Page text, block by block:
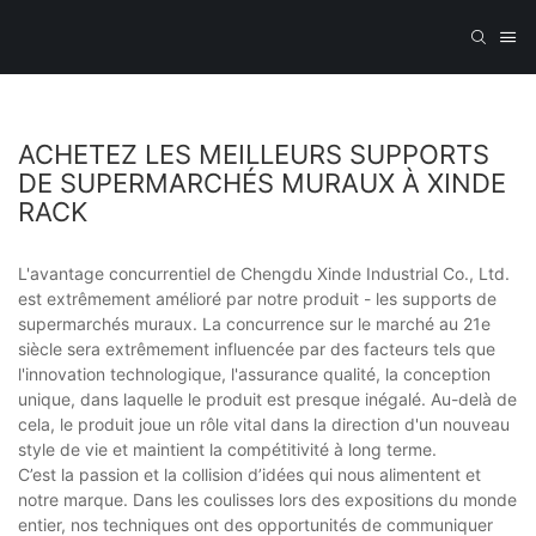
ACHETEZ LES MEILLEURS SUPPORTS
DE SUPERMARCHÉS MURAUX À XINDE
RACK
L'avantage concurrentiel de Chengdu Xinde Industrial Co., Ltd.
est extrêmement amélioré par notre produit - les supports de
supermarchés muraux. La concurrence sur le marché au 21e
siècle sera extrêmement influencée par des facteurs tels que
l'innovation technologique, l'assurance qualité, la conception
unique, dans laquelle le produit est presque inégalé. Au-delà de
cela, le produit joue un rôle vital dans la direction d'un nouveau
style de vie et maintient la compétitivité à long terme.
C’est la passion et la collision d’idées qui nous alimentent et
notre marque. Dans les coulisses lors des expositions du monde
entier, nos techniques ont des opportunités de communiquer